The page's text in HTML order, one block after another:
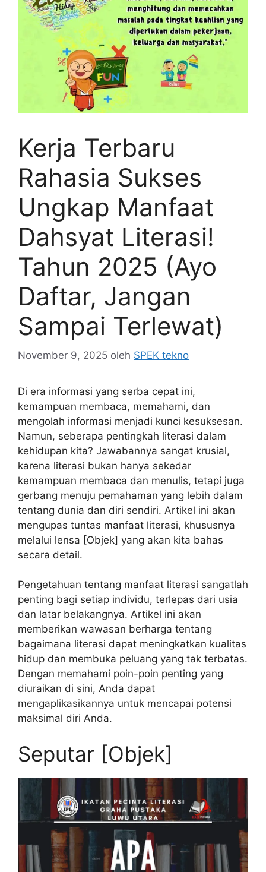
Kerja Terbaru
Rahasia Sukses
Ungkap Manfaat
Dahsyat Literasi!
Tahun 2025 (Ayo
Daftar, Jangan
Sampai Terlewat)
November 9, 2025 oleh SPEK tekno
Di era informasi yang serba cepat ini,
kemampuan membaca, memahami, dan
mengolah informasi menjadi kunci kesuksesan.
Namun, seberapa pentingkah literasi dalam
kehidupan kita? Jawabannya sangat krusial,
karena literasi bukan hanya sekedar
kemampuan membaca dan menulis, tetapi juga
gerbang menuju pemahaman yang lebih dalam
tentang dunia dan diri sendiri. Artikel ini akan
mengupas tuntas manfaat literasi, khususnya
melalui lensa [Objek] yang akan kita bahas
secara detail.
Pengetahuan tentang manfaat literasi sangatlah
penting bagi setiap individu, terlepas dari usia
dan latar belakangnya. Artikel ini akan
memberikan wawasan berharga tentang
bagaimana literasi dapat meningkatkan kualitas
hidup dan membuka peluang yang tak terbatas.
Dengan memahami poin-poin penting yang
diuraikan di sini, Anda dapat
mengaplikasikannya untuk mencapai potensi
maksimal diri Anda.
Seputar [Objek]